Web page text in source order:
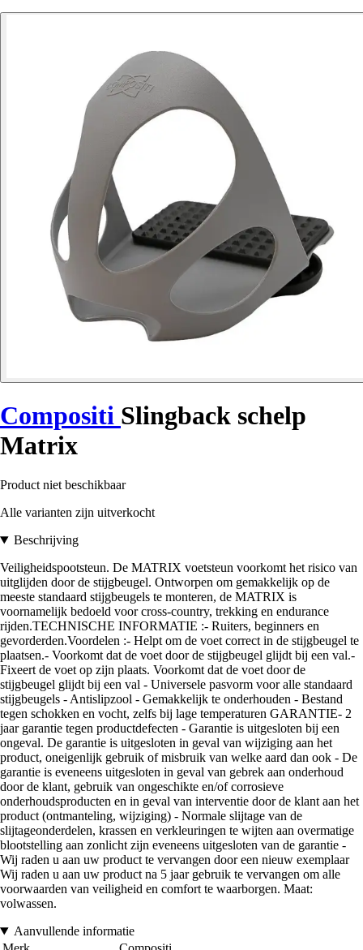
Compositi Slingback schelp
Matrix
Product niet beschikbaar
Alle varianten zijn uitverkocht
Beschrijving
Veiligheidspootsteun. De MATRIX voetsteun voorkomt het risico van
uitglijden door de stijgbeugel. Ontworpen om gemakkelijk op de
meeste standaard stijgbeugels te monteren, de MATRIX is
voornamelijk bedoeld voor cross-country, trekking en endurance
rijden.TECHNISCHE INFORMATIE :- Ruiters, beginners en
gevorderden.Voordelen :- Helpt om de voet correct in de stijgbeugel te
plaatsen.- Voorkomt dat de voet door de stijgbeugel glijdt bij een val.-
Fixeert de voet op zijn plaats. Voorkomt dat de voet door de
stijgbeugel glijdt bij een val - Universele pasvorm voor alle standaard
stijgbeugels - Antislipzool - Gemakkelijk te onderhouden - Bestand
tegen schokken en vocht, zelfs bij lage temperaturen GARANTIE- 2
jaar garantie tegen productdefecten - Garantie is uitgesloten bij een
ongeval. De garantie is uitgesloten in geval van wijziging aan het
product, oneigenlijk gebruik of misbruik van welke aard dan ook - De
garantie is eveneens uitgesloten in geval van gebrek aan onderhoud
door de klant, gebruik van ongeschikte en/of corrosieve
onderhoudsproducten en in geval van interventie door de klant aan het
product (ontmanteling, wijziging) - Normale slijtage van de
slijtageonderdelen, krassen en verkleuringen te wijten aan overmatige
blootstelling aan zonlicht zijn eveneens uitgesloten van de garantie -
Wij raden u aan uw product te vervangen door een nieuw exemplaar
Wij raden u aan uw product na 5 jaar gebruik te vervangen om alle
voorwaarden van veiligheid en comfort te waarborgen. Maat:
volwassen.
Aanvullende informatie